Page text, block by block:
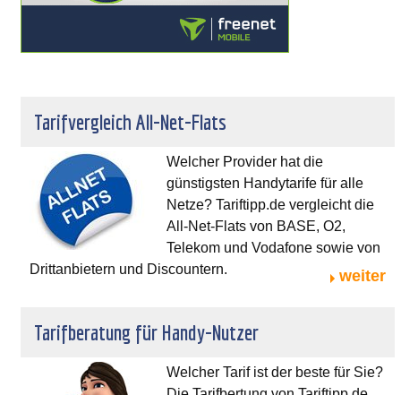
Tarifvergleich All-Net-Flats
Welcher Provider hat die
günstigsten Handytarife für alle
Netze? Tariftipp.de vergleicht die
All-Net-Flats von BASE, O2,
Telekom und Vodafone sowie von
Drittanbietern und Discountern.
weiter
Tarifberatung für Handy-Nutzer
Welcher Tarif ist der beste für Sie?